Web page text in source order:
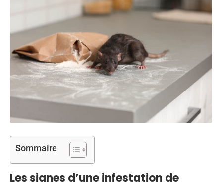
Sommaire
Les signes d’une infestation de